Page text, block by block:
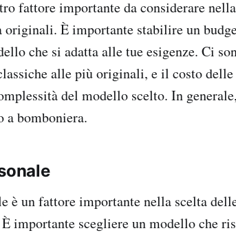
fattore importante da considerare
originali. È importante stabilire un
che si adatta alle tue esigenze. Ci
alle più originali, e il costo
del modello scelto. In
a bomboniera.
è un fattore importante nella scelta
importante scegliere un modello che